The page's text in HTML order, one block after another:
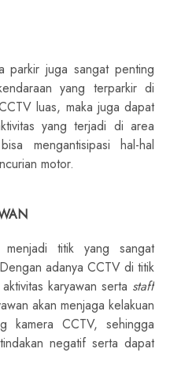
parkir juga sangat penting
yang terparkir di
luas, maka juga dapat
yang terjadi di area
mengantisipasi hal-hal
motor.
titik yang sangat
adanya CCTV di titik
karyawan serta staff
akan menjaga kelakuan
kamera CCTV, sehingga
negatif serta dapat